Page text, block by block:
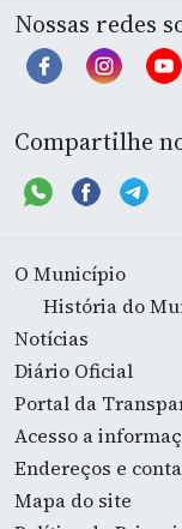
Nossas redes
Compartilhe
O Município
História do
Notícias
Diário Oficial
Portal da
Acesso a
Endereços e
Mapa do site